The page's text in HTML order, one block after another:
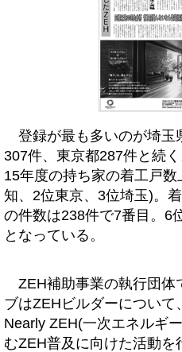
登録が最も多いのが埼玉
307件、東京都287件と続
15年度の持ち家の着工戸
知、2位東京、3位埼玉)。
の件数は238件で7番目。6
となっている。
ZEH補助事業の執行団体
ブはZEHビルダーについて
Nearly ZEH(一次エネルギ
むZEH普及に向けた活動